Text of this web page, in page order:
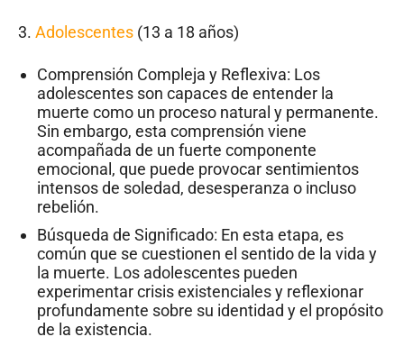
3. Adolescentes (13 a 18 años)
Comprensión Compleja y Reflexiva: Los
adolescentes son capaces de entender la
muerte como un proceso natural y permanente.
Sin embargo, esta comprensión viene
acompañada de un fuerte componente
emocional, que puede provocar sentimientos
intensos de soledad, desesperanza o incluso
rebelión.
Búsqueda de Significado: En esta etapa, es
común que se cuestionen el sentido de la vida y
la muerte. Los adolescentes pueden
experimentar crisis existenciales y reflexionar
profundamente sobre su identidad y el propósito
de la existencia.